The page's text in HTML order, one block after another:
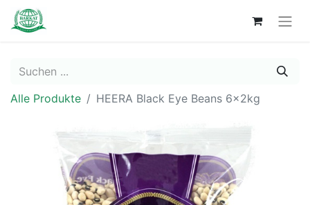
Alle Produkte HEERA Black Eye Beans 6x2kg